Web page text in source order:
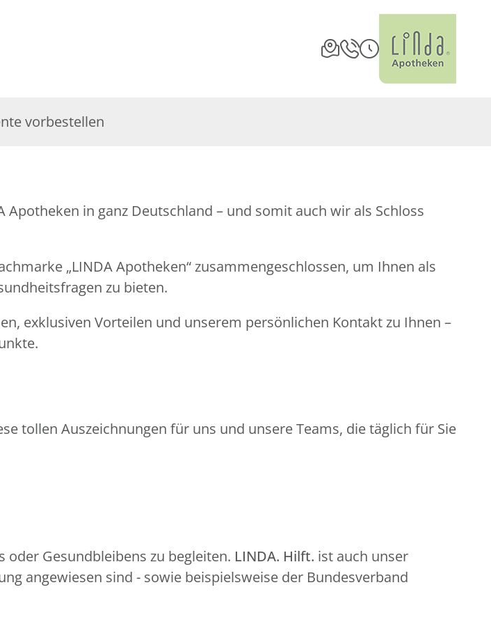
vorbestellen
in ganz Deutschland – und somit auch wir als Schloss
„LINDA Apotheken“ zusammengeschlossen, um Ihnen als
zu bieten.
exklusiven Vorteilen und unserem persönlichen Kontakt zu Ihnen –
tollen Auszeichnungen für uns und unsere Teams, die täglich für Sie
oder Gesundbleibens zu begleiten. LINDA. Hilft. ist auch unser
angewiesen sind - sowie beispielsweise der Bundesverband